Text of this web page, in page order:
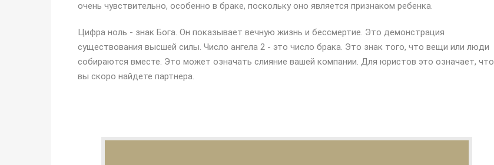
очень чувствительно, особенно в браке, поскольку оно является признаком ребенка.
Цифра ноль - знак Бога. Он показывает вечную жизнь и бессмертие. Это демонстрация
существования высшей силы. Число ангела 2 - это число брака. Это знак того, что вещи или люди
собираются вместе. Это может означать слияние вашей компании. Для юристов это означает, что
вы скоро найдете партнера.